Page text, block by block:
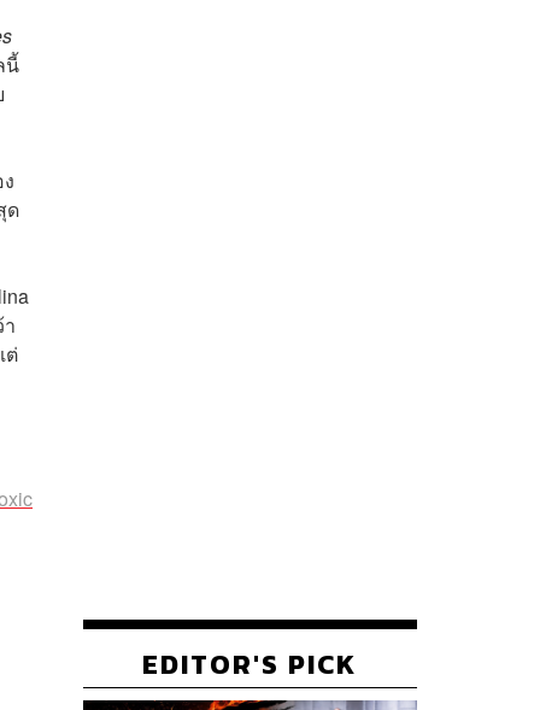
นี้
ด
ต่
EDITOR'S PICK